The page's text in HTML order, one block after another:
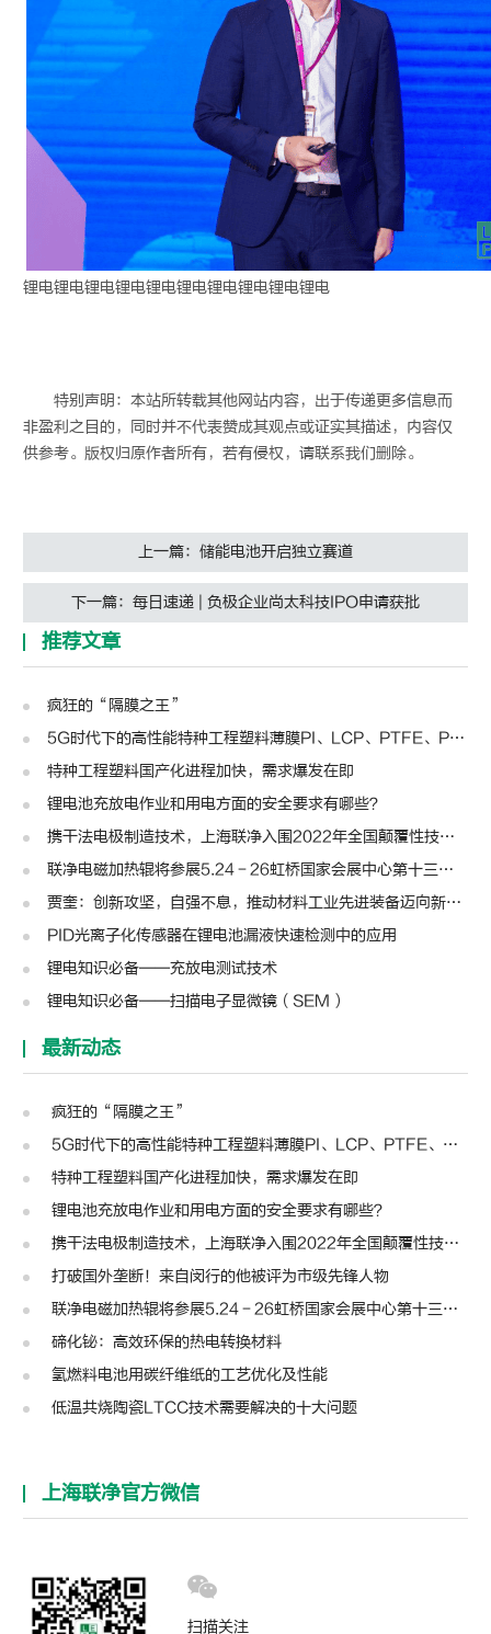
锂电锂电锂电锂电锂电锂电锂电锂电锂电锂电
特别声明：本站所转载其他网站内容，出于传递更多信息而
非盈利之目的，同时并不代表赞成其观点或证实其描述，内容仅
供参考。版权归原作者所有，若有侵权，请联系我们删除。
上一篇：储能电池开启独立赛道
下一篇：每日速递 | 负极企业尚太科技IPO申请获批
推荐文章
疯狂的“隔膜之王”
5G时代下的高性能特种工程塑料薄膜PI、LCP、PTFE、PPS、PEEK、PEN
特种工程塑料国产化进程加快，需求爆发在即
锂电池充放电作业和用电方面的安全要求有哪些？
携干法电极制造技术，上海联净入围2022年全国颠覆性技术创新大赛
联净电磁加热辊将参展5.24－26虹桥国家会展中心第十三届模切展
贾奎：创新攻坚，自强不息，推动材料工业先进装备迈向新高度 | 高转先锋人物
PID光离子化传感器在锂电池漏液快速检测中的应用
锂电知识必备——充放电测试技术
锂电知识必备——扫描电子显微镜（SEM）
最新动态
疯狂的“隔膜之王”
5G时代下的高性能特种工程塑料薄膜PI、LCP、PTFE、PPS、PEEK、PEN
特种工程塑料国产化进程加快，需求爆发在即
锂电池充放电作业和用电方面的安全要求有哪些？
携干法电极制造技术，上海联净入围2022年全国颠覆性技术创新大赛
打破国外垄断！来自闵行的他被评为市级先锋人物
联净电磁加热辊将参展5.24－26虹桥国家会展中心第十三届模切展
碲化铋：高效环保的热电转换材料
氢燃料电池用碳纤维纸的工艺优化及性能
低温共烧陶瓷LTCC技术需要解决的十大问题
上海联净官方微信
扫描关注